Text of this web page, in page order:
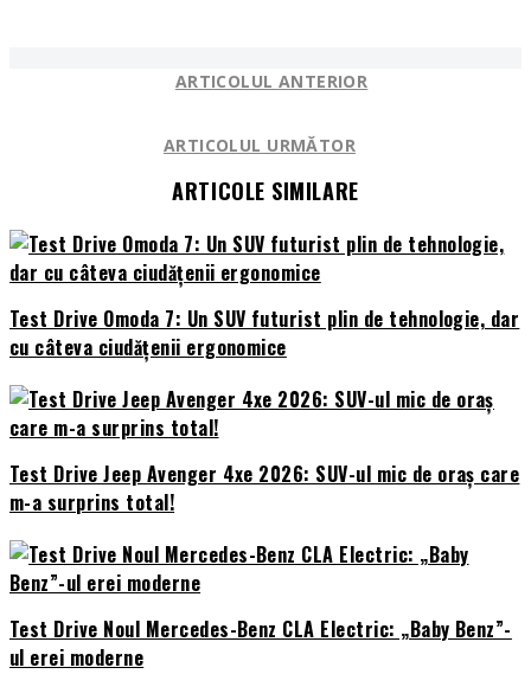
ARTICOLUL ANTERIOR
ARTICOLUL URMĂTOR
ARTICOLE SIMILARE
Test Drive Omoda 7: Un SUV futurist plin de tehnologie, dar
cu câteva ciudățenii ergonomice
Test Drive Jeep Avenger 4xe 2026: SUV-ul mic de oraș care
m-a surprins total!
Test Drive Noul Mercedes-Benz CLA Electric: „Baby Benz”-
ul erei moderne